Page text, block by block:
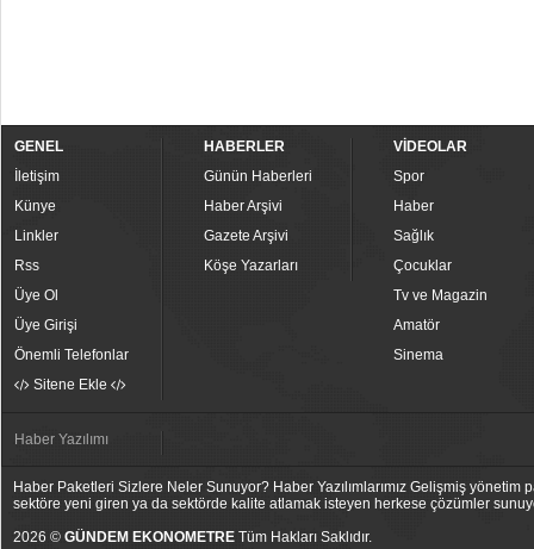
GENEL
İletişim
Künye
Linkler
Rss
Üye Ol
Üye Girişi
Önemli Telefonlar
Sitene Ekle
HABERLER
Günün Haberleri
Haber Arşivi
Gazete Arşivi
Köşe Yazarları
VİDEOLAR
Spor
Haber
Sağlık
Çocuklar
Tv ve Magazin
Amatör
Sinema
Haber Yazılımı
Haber Paketleri Sizlere Neler Sunuyor? Haber Yazılımlarımız Gelişmiş
sektöre yeni giren ya da sektörde kalite atlamak isteyen herkese çözümler
2026 © GÜNDEM EKONOMETRE Tüm Hakları Saklıdır.